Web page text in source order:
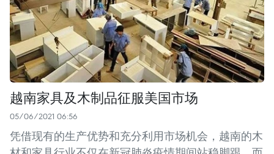
越南家具及木制品征服美国市场
05/06/2021 06:56
凭借现有的生产优势和充分利用市场机会，越南的木